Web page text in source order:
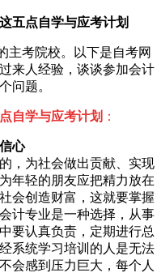
五点自学与应考计划
考院校。以下是自考网
来人经验，谈谈参加会计
问题。
自学与应考计划 ：
心
，为社会做出贡献、实现
年轻的朋友应把精力放在
会创造财富，这就要掌握
计专业是一种选择，从事
要认真负责，定期进行总
系统学习培训的人是无法
会感到压力巨大，每个人